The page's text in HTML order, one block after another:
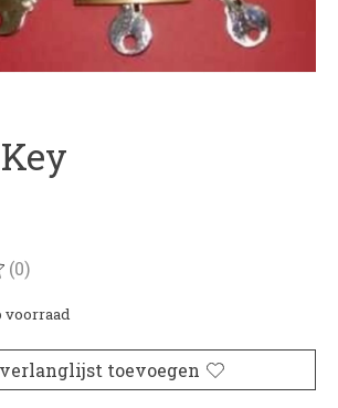
dit product is
(0)
toevoegen